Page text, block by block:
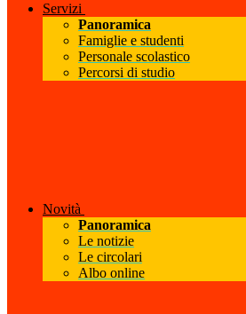
Servizi
Panoramica
Famiglie e studenti
Personale scolastico
Percorsi di studio
Novità
Panoramica
Le notizie
Le circolari
Albo online